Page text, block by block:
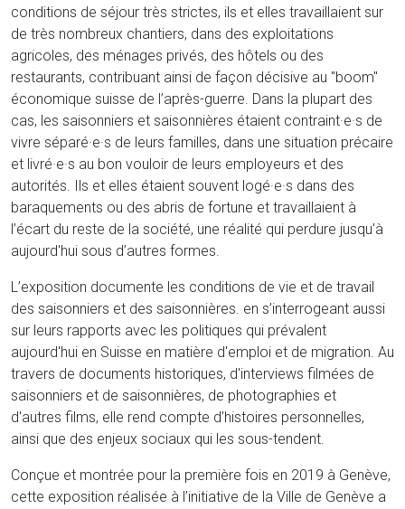
conditions de séjour très strictes, ils et elles travaillaient sur
de très nombreux chantiers, dans des exploitations
agricoles, des ménages privés, des hôtels ou des
restaurants, contribuant ainsi de façon décisive au "boom"
économique suisse de l’après-guerre. Dans la plupart des
cas, les saisonniers et saisonnières étaient contraint·e·s de
vivre séparé·e·s de leurs familles, dans une situation précaire
et livré·e·s au bon vouloir de leurs employeurs et des
autorités. Ils et elles étaient souvent logé·e·s dans des
baraquements ou des abris de fortune et travaillaient à
l’écart du reste de la société, une réalité qui perdure jusqu'à
aujourd'hui sous d’autres formes.
L’exposition documente les conditions de vie et de travail
des saisonniers et des saisonnières. en s’interrogeant aussi
sur leurs rapports avec les politiques qui prévalent
aujourd'hui en Suisse en matière d'emploi et de migration. Au
travers de documents historiques, d'interviews filmées de
saisonniers et de saisonnières, de photographies et
d'autres films, elle rend compte d’histoires personnelles,
ainsi que des enjeux sociaux qui les sous-tendent.
Conçue et montrée pour la première fois en 2019 à Genève,
cette exposition réalisée à l’initiative de la Ville de Genève a